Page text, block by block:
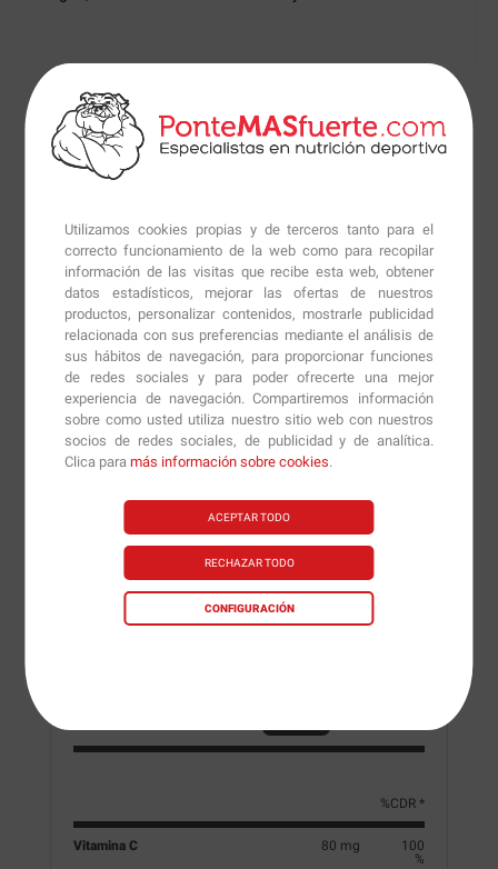
Utilizamos cookies propias y de terceros tanto para el
correcto funcionamiento de la web como para recopilar
información de las visitas que recibe esta web, obtener
datos estadísticos, mejorar las ofertas de nuestros
productos, personalizar contenidos, mostrarle publicidad
relacionada con sus preferencias mediante el análisis de
sus hábitos de navegación, para proporcionar funciones
de redes sociales y para poder ofrecerte una mejor
experiencia de navegación. Compartiremos información
sobre como usted utiliza nuestro sitio web con nuestros
socios de redes sociales, de publicidad y de analítica.
Clica paramás información sobre cookies.
ACEPTAR TODO
RECHAZAR TODO
CONFIGURACIÓN
Otros formatos de
Productos similares sugeridos por nuestros nutricionistas
27.29€ 10.30€ 16.19€ 19.90€ 30.65€
Información técnica
Información Nutricional:Collagen Tabs -
180 tabls.
6 tabletas
Dosis diaria
%CDR *
Vitamina C 80 mg
100
%